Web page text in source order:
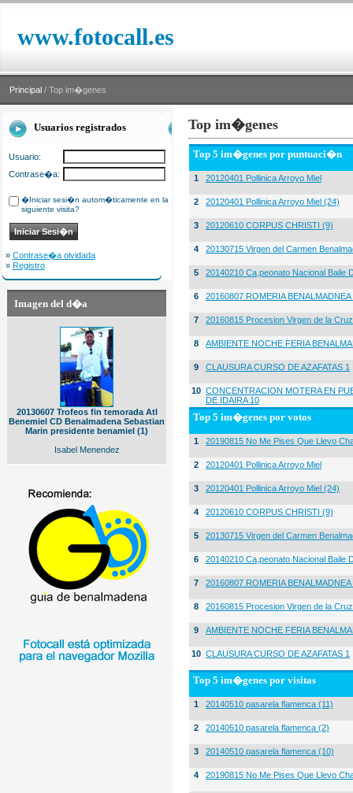
www.fotocall.es
Principal / Top im�genes
Usuarios registrados
Usuario:
Contrase�a:
�Iniciar sesi�n autom�ticamente en la
siguiente visita?
» Contrase�a olvidada
» Registro
Imagen del d�a
20130607 Trofeos fin temorada Atl
Benemiel CD Benalmadena Sebastian
Marin presidente benamiel (1)
Isabel Menendez
Top im�genes
Top 5 im�genes por puntuaci�n
1 20120401 Pollinica Arroyo Miel
2 20120401 Pollinica Arroyo Miel (24)
3 20120610 CORPUS CHRISTI (9)
4 20130715 Virgen del Carmen
5 20140210 Ca,peonato Nacional Baile
6 20160807 ROMERIA
7 20160815 Procesion Virgen de la
8 AMBIENTE NOCHE FERIA
9 CLAUSURA CURSO DE AZAFATAS 1
10 CONCENTRACION MOTERA EN
DE IDAIRA 10
Top 5 im�genes por votos
1 20190815 No Me Pises Que Llevo
2 20120401 Pollinica Arroyo Miel
3 20120401 Pollinica Arroyo Miel (24)
4 20120610 CORPUS CHRISTI (9)
5 20130715 Virgen del Carmen
6 20140210 Ca,peonato Nacional Baile
7 20160807 ROMERIA
8 20160815 Procesion Virgen de la
9 AMBIENTE NOCHE FERIA
10 CLAUSURA CURSO DE AZAFATAS 1
Top 5 im�genes por visitas
1 20140510 pasarela flamenca (11)
2 20140510 pasarela flamenca (2)
3 20140510 pasarela flamenca (10)
4 20190815 No Me Pises Que Llevo